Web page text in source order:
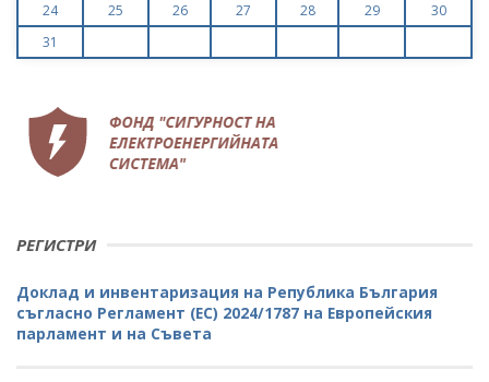
24
25 26 27 28 29
30
31
РЕГИСТРИ
Доклад и инвентаризация на Република България
съгласно Регламент (ЕС) 2024/1787 на Европейския
парламент и на Съвета